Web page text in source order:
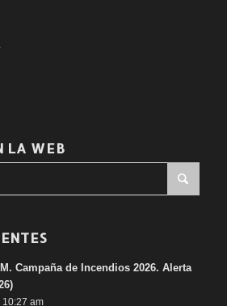
LA WEB
Campaña de Incendios 2026. Alerta
10:27 am